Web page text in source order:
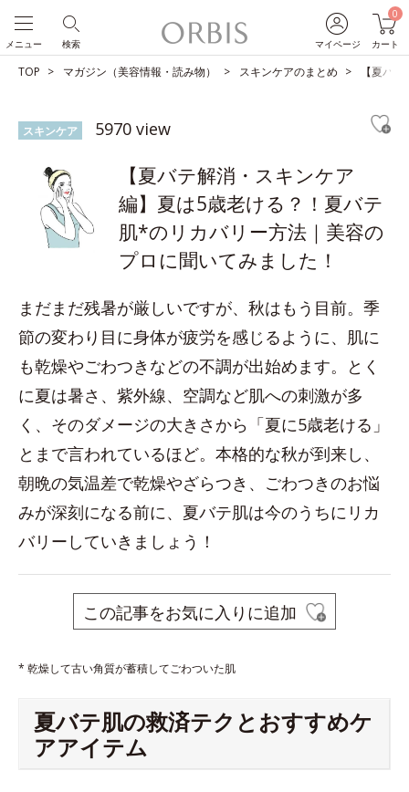
マイページ
0
カート
検索
メニュー
TOP マガジン（美容情報・読み物） スキンケアのまとめ 【夏バ
スキンケア 5970 view
【夏バテ解消・スキンケア
編】夏は5歳老ける？！夏バテ
肌*のリカバリー方法｜美容の
プロに聞いてみました！
まだまだ残暑が厳しいですが、秋はもう目前。季
節の変わり目に身体が疲労を感じるように、肌に
も乾燥やごわつきなどの不調が出始めます。とく
に夏は暑さ、紫外線、空調など肌への刺激が多
く、そのダメージの大きさから「夏に5歳老ける」
とまで言われているほど。本格的な秋が到来し、
朝晩の気温差で乾燥やざらつき、ごわつきのお悩
みが深刻になる前に、夏バテ肌は今のうちにリカ
バリーしていきましょう！
この記事をお気に入りに追加
* 乾燥して古い角質が蓄積してごわついた肌
夏バテ肌の救済テクとおすすめケ
アアイテム